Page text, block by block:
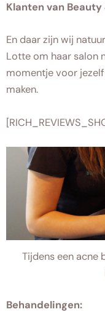
Klanten van
En daar zijn wij
Lotte om haar salon
momentje voor
maken.
Tijdens een acne
Behandelingen: